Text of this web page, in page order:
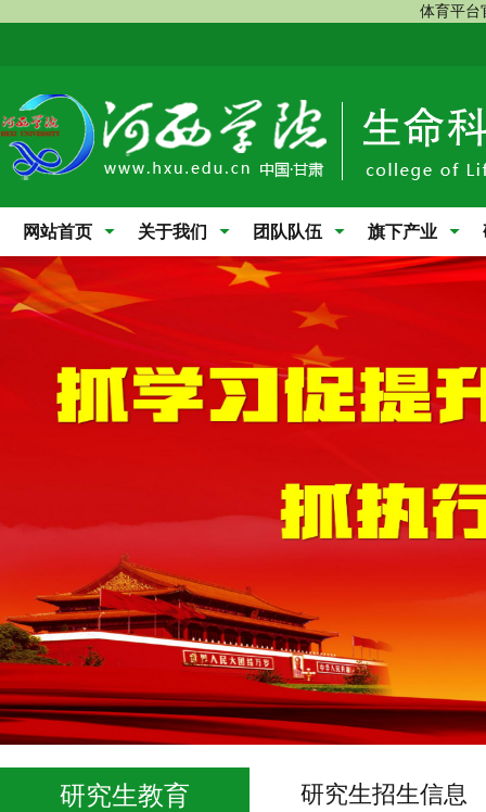
体育平台
网站首页 关于我们 团队队伍 旗下产业
研究生教育 研究生招生信息